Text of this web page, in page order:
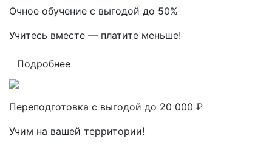
Очное обучение с выгодой до 50%
Учитесь вместе — платите меньше!
Подробнее
Переподготовка с выгодой до 20 000 ₽
Учим на вашей территории!